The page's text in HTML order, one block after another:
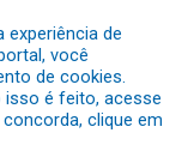
de Trairão.
de
você
de cookies.
é feito, acesse
clique em